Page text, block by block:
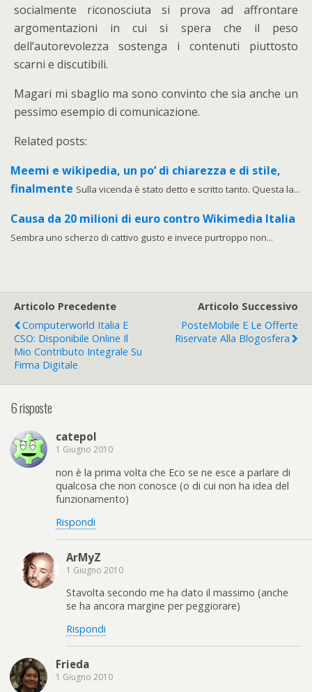
socialmente riconosciuta si prova ad affrontare
argomentazioni in cui si spera che il peso
dell’autorevolezza sostenga i contenuti piuttosto
scarni e discutibili.
Magari mi sbaglio ma sono convinto che sia anche un
pessimo esempio di comunicazione.
Related posts:
Meemi e wikipedia, un po’ di chiarezza e di stile,
finalmente Sulla vicenda è stato detto e scritto tanto. Questa la...
Causa da 20 milioni di euro contro Wikimedia Italia
Sembra uno scherzo di cattivo gusto e invece purtroppo non...
Articolo Precedente
Computerworld Italia E
CSO: Disponibile Online Il
Mio Contributo Integrale Su
Firma Digitale
Articolo Successivo
PosteMobile E Le Offerte
Riservate Alla Blogosfera
6 risposte
catepol
1 Giugno 2010
non è la prima volta che Eco se ne esce a parlare di
qualcosa che non conosce (o di cui non ha idea del
funzionamento)
Rispondi
ArMyZ
1 Giugno 2010
Stavolta secondo me ha dato il massimo (anche
se ha ancora margine per peggiorare)
Rispondi
Frieda
1 Giugno 2010